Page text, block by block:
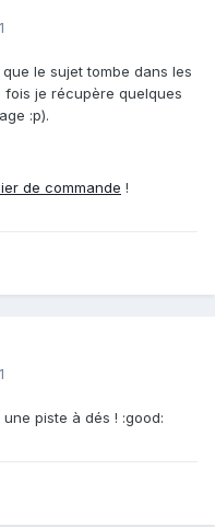
le sujet tombe dans les
je récupère quelques
:p).
de commande !
piste à dés ! :good: